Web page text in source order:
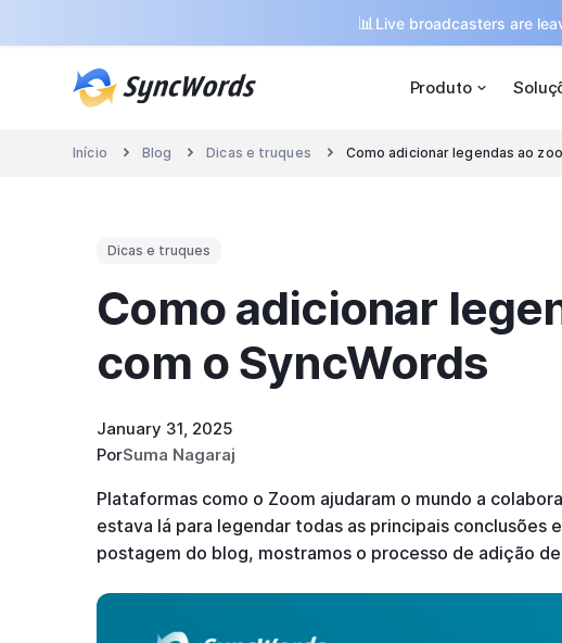
📊Live broadcasters are
Produto
Início  Blog  Dicas e truques  Como adicionar legendas ao
Dicas e truques
Como adicionar
com o SyncWords
January 31, 2025
PorSuma Nagaraj
Plataformas como o Zoom ajudaram o mundo a
estava lá para legendar todas as principais conclusões
postagem do blog, mostramos o processo de adição